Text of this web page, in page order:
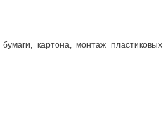
картона, монтаж пластиковых